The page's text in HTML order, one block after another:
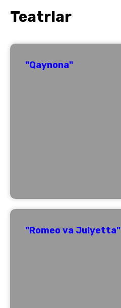
Teatrlar
"Qaynona"
"Romeo va Julyetta"